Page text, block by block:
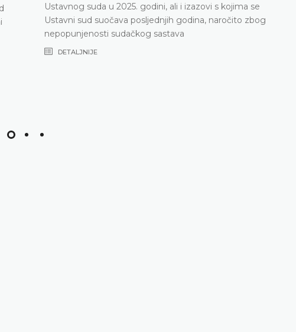
Ustavnog suda u 2025. godini, ali i izazovi s kojima se
Ustavni sud suočava posljednjih godina, naročito zbog
nepopunjenosti sudačkog sastava
DETALJNIJE